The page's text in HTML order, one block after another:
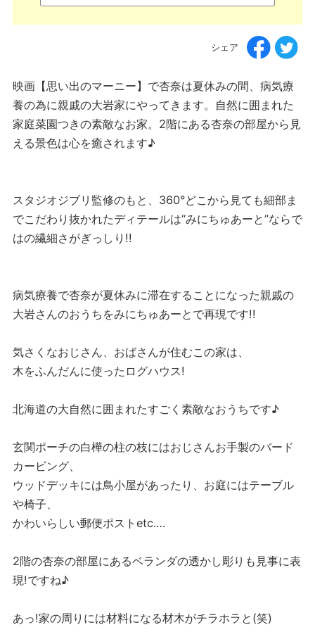
シェア
映画【思い出のマーニー】で杏奈は夏休みの間、病気療
養の為に親戚の大岩家にやってきます。自然に囲まれた
家庭菜園つきの素敵なお家。2階にある杏奈の部屋から見
える景色は心を癒されます♪
スタジオジブリ監修のもと、360°どこから見ても細部ま
でこだわり抜かれたディテールは“みにちゅあーと”ならで
はの繊細さがぎっしり!!
病気療養で杏奈が夏休みに滞在することになった親戚の
大岩さんのおうちをみにちゅあーとで再現です!!
気さくなおじさん、おばさんが住むこの家は、
木をふんだんに使ったログハウス!
北海道の大自然に囲まれたすごく素敵なおうちです♪
玄関ポーチの白樺の柱の枝にはおじさんお手製のバード
カービング、
ウッドデッキには鳥小屋があったり、お庭にはテーブル
や椅子、
かわいらしい郵便ポストetc.…
2階の杏奈の部屋にあるベランダの透かし彫りも見事に表
現!ですね♪
あっ!家の周りには材料になる材木がチラホラと(笑)